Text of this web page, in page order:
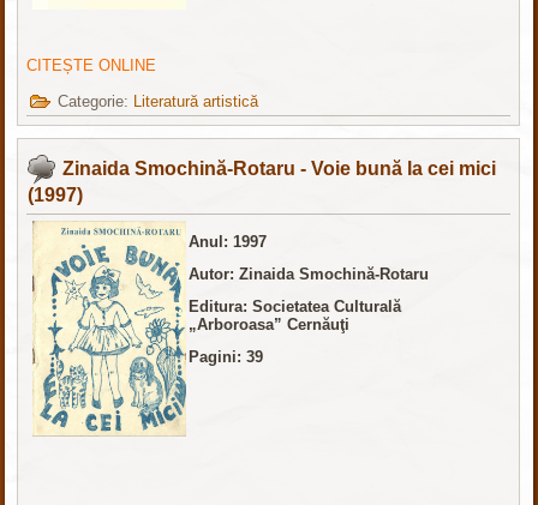
CITEȘTE ONLINE
Categorie:
Literatură artistică
Zinaida Smochină-Rotaru - Voie bună la cei mici
(1997)
Anul: 1997
Autor: Zinaida Smochină-Rotaru
Editura:Societatea Culturală
„Arboroasa” Cernăuţi
Pagini: 39